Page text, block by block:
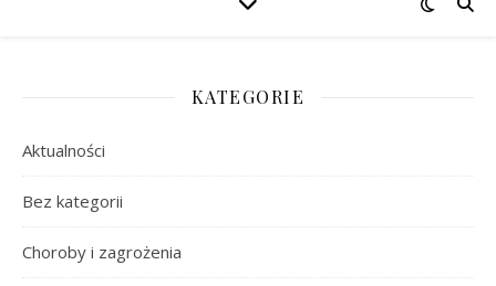
KATEGORIE
Aktualności
Bez kategorii
Choroby i zagrożenia